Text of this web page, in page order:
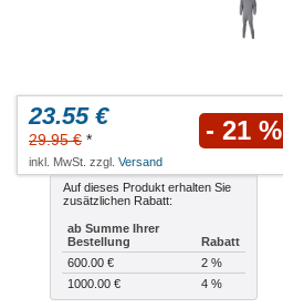
23.55 €
29.95 € * - 21 %
inkl. MwSt. zzgl. Versand
Auf dieses Produkt erhalten Sie
zusätzlichen Rabatt:
ab Summe Ihrer
Bestellung
Rabatt
600.00 €
2 %
1000.00 €
4 %